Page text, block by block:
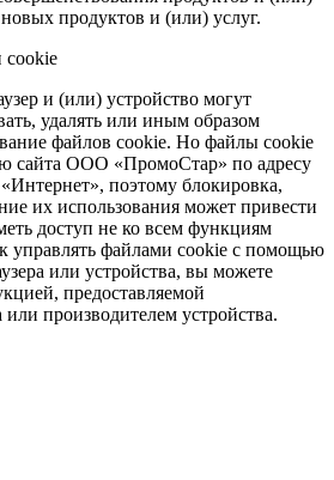
продуктов и (или) услуг.
cookie
и (или) устройство могут
удалять или иным образом
файлов cookie. Но файлы cookie
сайта ООО «ПромоСтар» по адресу
поэтому блокировка,
их использования может привести
доступ не ко всем функциям
управлять файлами cookie с помощью
или устройства, вы можете
предоставляемой
или производителем устройства.